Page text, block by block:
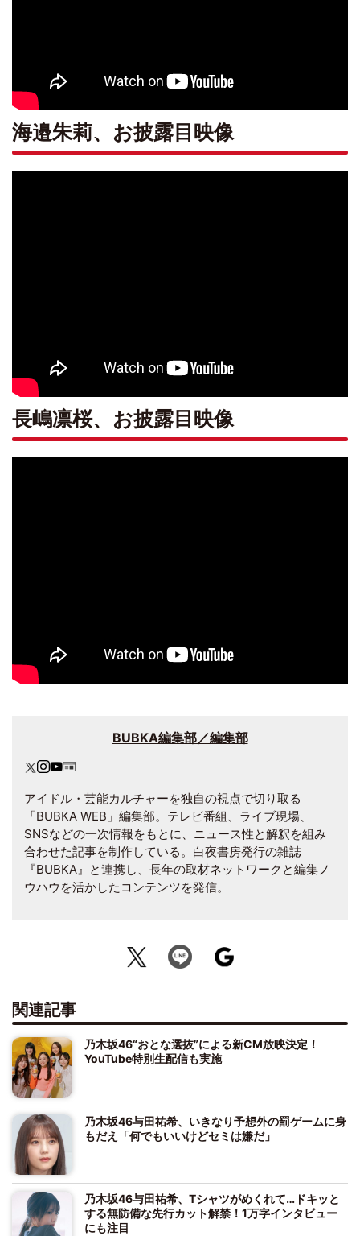
海邉朱莉、お披露目映像
長嶋凛桜、お披露目映像
BUBKA編集部／編集部
アイドル・芸能カルチャーを独自の視点で切り取る
「BUBKA WEB」編集部。テレビ番組、ライブ現場、
SNSなどの一次情報をもとに、ニュース性と解釈を組み
合わせた記事を制作している。白夜書房発行の雑誌
『BUBKA』と連携し、長年の取材ネットワークと編集ノ
ウハウを活かしたコンテンツを発信。
関連記事
乃木坂46“おとな選抜”による新CM放映決定！
YouTube特別生配信も実施
乃木坂46与田祐希、いきなり予想外の罰ゲームに身
もだえ「何でもいいけどセミは嫌だ」
乃木坂46与田祐希、Tシャツがめくれて…ドキッと
する無防備な先行カット解禁！1万字インタビュー
にも注目